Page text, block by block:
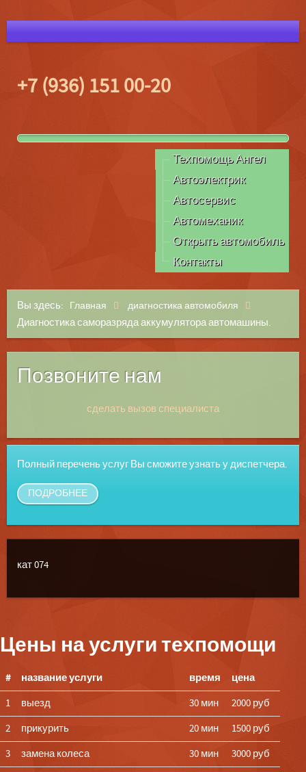
+7 (936) 151 00-20
Техпомощь Ангел
Автоэлектрик
Автосервис
Автомеханик
Открыть автомобиль
Контакты
Вы здесь: Главная диагностика автомобиля
Диагностика саморазряда аккумулятора автомашины.
Позвоните нам
сделать вызов специалиста
Полный перечень услуг Вы сможите узнать у диспетчера.
ПОДРОБНЕЕ
кат 074
Цены на услуги техпомощи
# название услуги время цена
1 выезд 30 мин 2000 руб
2 прикурить 20 мин 1500 руб
3 замена колеса 30 мин 3000 руб